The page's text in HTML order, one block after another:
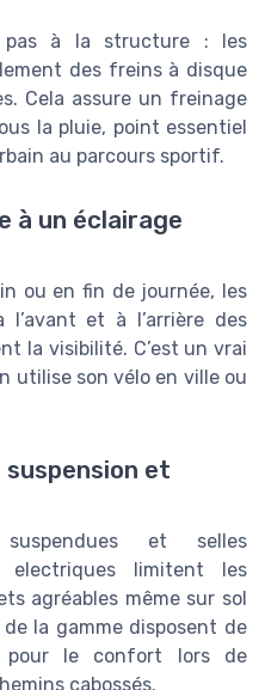
à la structure : les
des freins à disque
Cela assure un freinage
la pluie, point essentiel
au parcours sportif.
à un éclairage
ou en fin de journée, les
l’avant et à l’arrière des
la visibilité. C’est un vrai
utilise son vélo en ville ou
et
et selles
electriques limitent les
agréables même sur sol
la gamme disposent de
pour le confort lors de
cabossés.